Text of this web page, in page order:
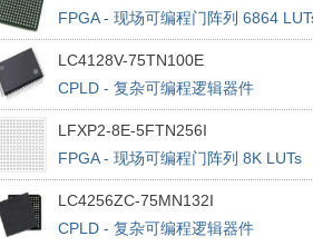
FPGA - 现场可编程门阵列 6864
207 I/O 3.3V 4 SPEED
LC4128V-75TN100E
CPLD - 复杂可编程逻辑器件
PROGRAMMABLE SUPER FAST HI
LFXP2-8E-5FTN256I
FPGA - 现场可编程门阵列 8K LUTs
201 I/O Inst on DSP 1.2V -5 Spd
LC4256ZC-75MN132I
CPLD - 复杂可编程逻辑器件